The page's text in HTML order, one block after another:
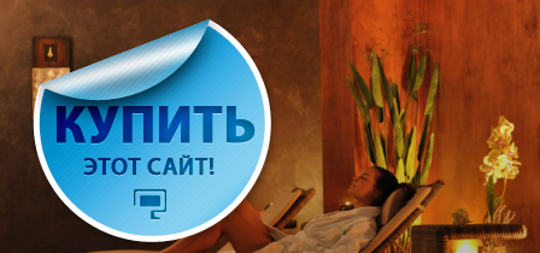
Перейти
содержимому